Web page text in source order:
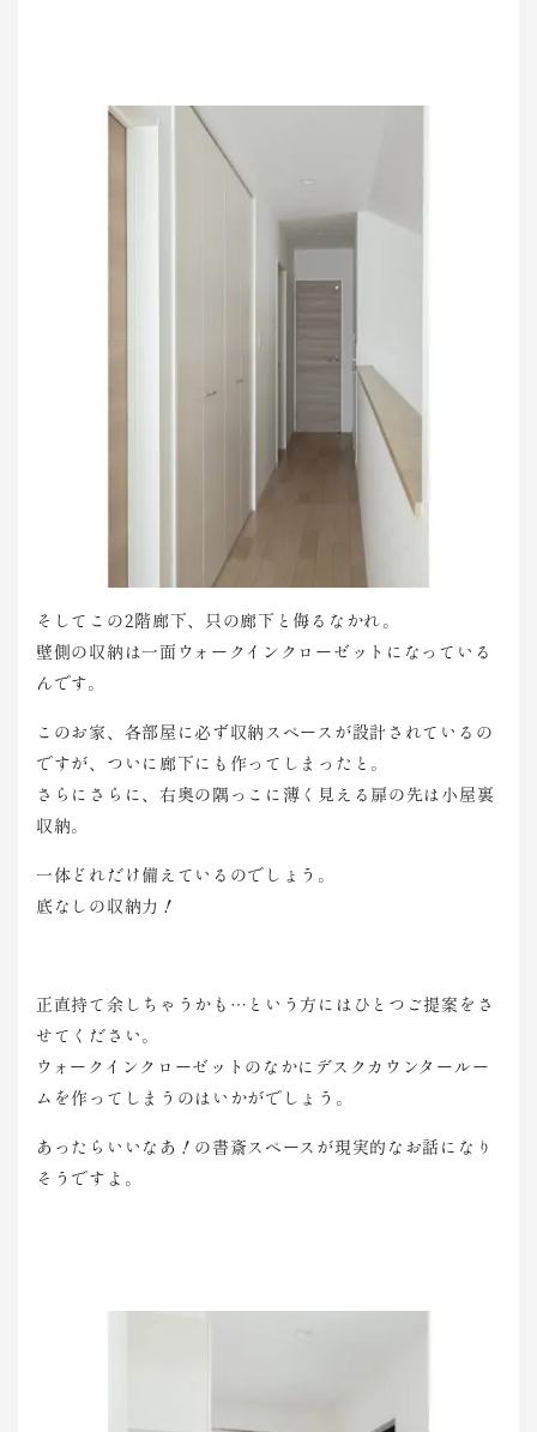
そしてこの2階廊下、只の廊下と侮るなかれ。
壁側の収納は一面ウォークインクローゼットになっている
んです。
このお家、各部屋に必ず収納スペースが設計されているの
ですが、ついに廊下にも作ってしまったと。
さらにさらに、右奥の隅っこに薄く見える扉の先は小屋裏
収納。
一体どれだけ備えているのでしょう。
底なしの収納力！
正直持て余しちゃうかも…という方にはひとつご提案をさ
せてください。
ウォークインクローゼットのなかにデスクカウンタールー
ムを作ってしまうのはいかがでしょう。
あったらいいなあ！の書斎スペースが現実的なお話になり
そうですよ。